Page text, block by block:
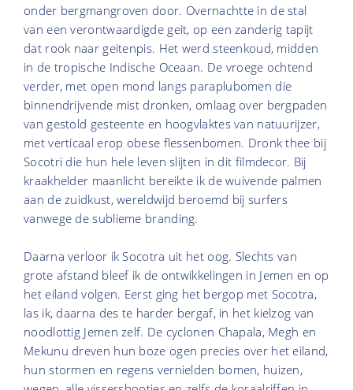
onder bergmangroven door. Overnachtte in de stal
van een verontwaardigde geit, op een zanderig tapijt
dat rook naar geitenpis. Het werd steenkoud, midden
in de tropische Indische Oceaan. De vroege ochtend
verder, met open mond langs paraplubomen die
binnendrijvende mist dronken, omlaag over bergpaden
van gestold gesteente en hoogvlaktes van natuurijzer,
met verticaal erop obese flessenbomen. Dronk thee bij
Socotri die hun hele leven slijten in dit filmdecor. Bij
kraakhelder maanlicht bereikte ik de wuivende palmen
aan de zuidkust, wereldwijd beroemd bij surfers
vanwege de sublieme branding.
Daarna verloor ik Socotra uit het oog. Slechts van
grote afstand bleef ik de ontwikkelingen in Jemen en op
het eiland volgen. Eerst ging het bergop met Socotra,
las ik, daarna des te harder bergaf, in het kielzog van
noodlottig Jemen zelf. De cyclonen Chapala, Megh en
Mekunu dreven hun boze ogen precies over het eiland,
hun stormen en regens vernielden bomen, huizen,